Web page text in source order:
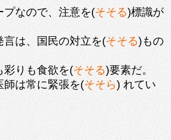
プなので、注意を(そそる)標識が
は、国民の対立を(そそる)もの
彩りも食欲を(そそる)要素だ。
師は常に緊張を(そそら) れてい